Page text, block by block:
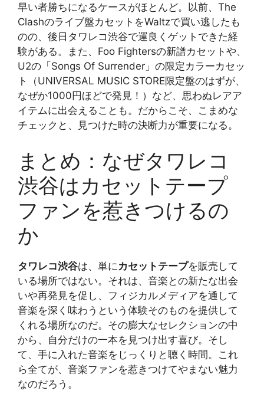
早い者勝ちになるケースがほとんど。以前、The
Clashのライブ盤カセットをWaltzで買い逃したも
のの、後日タワレコ渋谷で運良くゲットできた経
験がある。また、Foo Fightersの新譜カセットや、
U2の「Songs Of Surrender」の限定カラーカセッ
ト（UNIVERSAL MUSIC STORE限定盤のはずが、
なぜか1000円ほどで発見！）など、思わぬレアア
イテムに出会えることも。だからこそ、こまめな
チェックと、見つけた時の決断力が重要になる。
まとめ：なぜタワレコ
渋谷はカセットテープ
ファンを惹きつけるの
か
タワレコ渋谷は、単に カセットテープを販売して
いる場所ではない。それは、音楽との新たな出会
いや再発見を促し、フィジカルメディアを通して
音楽を深く味わうという体験そのものを提供して
くれる場所なのだ。その膨大なセレクションの中
から、自分だけの一本を見つけ出す喜び。そし
て、手に入れた音楽をじっくりと聴く時間。これ
ら全てが、音楽ファンを惹きつけてやまない魅力
なのだろう。